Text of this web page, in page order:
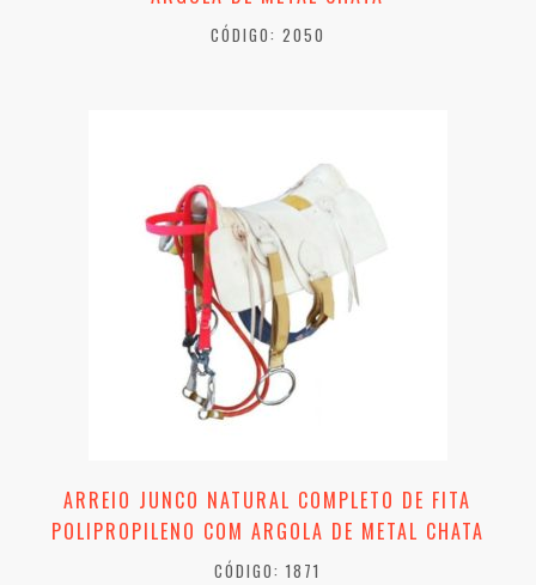
CÓDIGO: 2050
ARREIO JUNCO NATURAL COMPLETO DE FITA
POLIPROPILENO COM ARGOLA DE METAL CHATA
CÓDIGO: 1871